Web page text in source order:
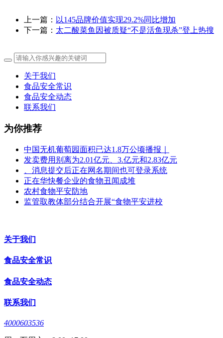
上一篇： 以145品牌价值实现29.2%同比增加
下一篇： 太二酸菜鱼因被质疑“不是活鱼现杀”登上热搜
关于我们
食品安全常识
食品安全动态
联系我们
为你推荐
中国无机葡萄园面积已达1.8万公顷播报｜
发卖费用别离为2.01亿元、3.亿元和2.83亿元
、消息提交后正在网名期间也可登录系统
正在华快餐企业的食物丑闻成堆
农村食物平安防地
监管取教体部分结合开展“食物平安进校
关于我们
食品安全常识
食品安全动态
联系我们
4000603536